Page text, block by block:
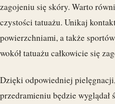
zagojeniu się skóry. Warto
czystości tatuażu. Unikaj
powierzchniami, a także
wokół tatuażu całkowicie się
Dzięki odpowiedniej
przedramieniu będzie